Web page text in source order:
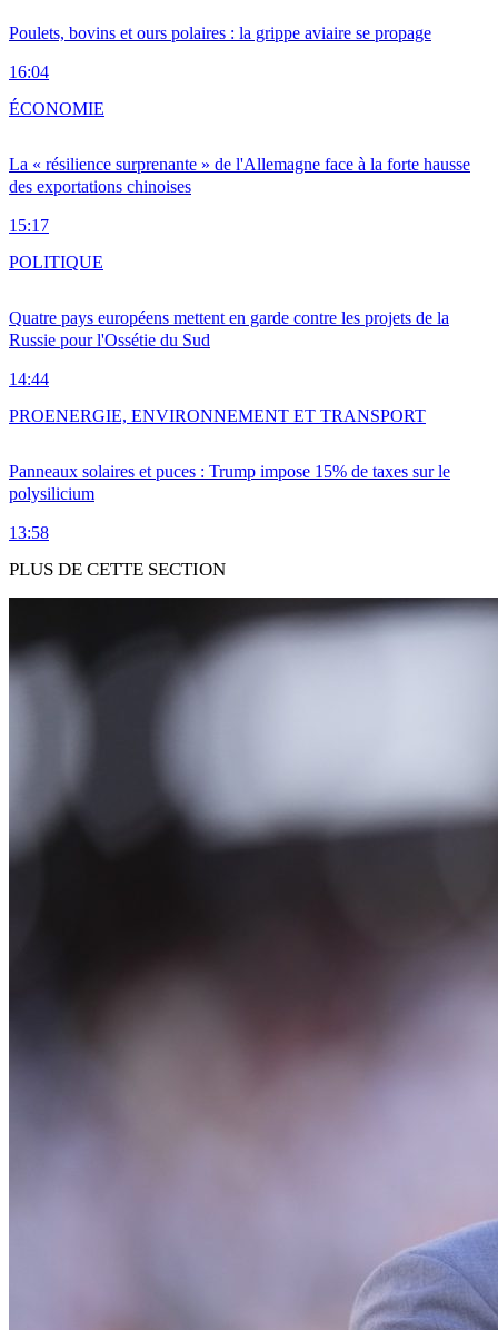
Poulets, bovins et ours polaires : la grippe aviaire se propage
16:04
La « résilience surprenante » de l'Allemagne face à la forte hausse
des exportations chinoises
15:17
ÉCONOMIE
Quatre pays européens mettent en garde contre les projets de la
Russie pour l'Ossétie du Sud
14:44
POLITIQUE
Panneaux solaires et puces : Trump impose 15% de taxes sur le
polysilicium
13:58
PROENERGIE, ENVIRONNEMENT ET TRANSPORT
PLUS DE CETTE SECTION